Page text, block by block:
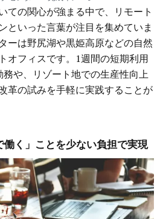
ての関心が強まる中で、リモート
といった言葉が注目を集めていま
ーは野尻湖や黒姫高原などの自然
オフィスです。1週間の短期利用
や、リゾート地での生産性向上
革の試みを手軽に実践することが
働く」ことを少ない負担で実現